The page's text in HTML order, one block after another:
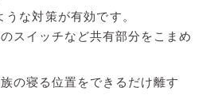
な対策が有効です。
スイッチなど共有部分をこまめ
の寝る位置をできるだけ離す